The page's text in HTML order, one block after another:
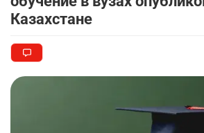
2332 3 17
9
2308 2 37
🤝 Токаев принял главу
Казахстане